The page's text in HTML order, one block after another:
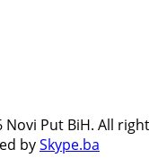
Put BiH. All
bySkype.ba